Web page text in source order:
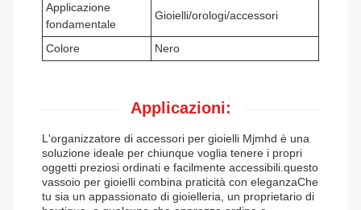
Applicazione
fondamentale
Gioielli/orologi/accessori
Colore Nero
Applicazioni:
L'organizzatore di accessori per gioielli Mjmhd è una
soluzione ideale per chiunque voglia tenere i propri
oggetti preziosi ordinati e facilmente accessibili.questo
vassoio per gioielli combina praticità con eleganzaChe
tu sia un appassionato di gioielleria, un proprietario di